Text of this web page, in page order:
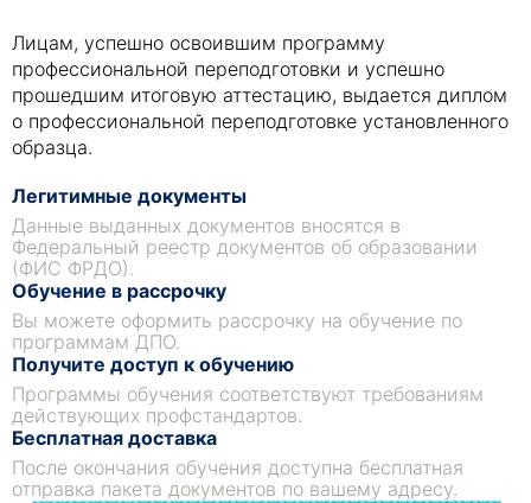
Лицам, успешно освоившим программу
профессиональной переподготовки и успешно
прошедшим итоговую аттестацию, выдается диплом
о профессиональной переподготовке установленного
образца.
Легитимные документы
Данные выданных документов вносятся в
Федеральный реестр документов об образовании
(ФИС ФРДО).
Обучение в рассрочку
Вы можете оформить рассрочку на обучение по
программам ДПО.
Получите доступ к обучению
Программы обучения соответствуют требованиям
действующих профстандартов.
Бесплатная доставка
После окончания обучения доступна бесплатная
отправка пакета документов по вашему адресу.